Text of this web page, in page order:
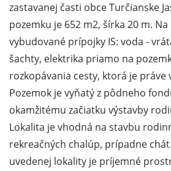
zastavanej časti obce Turčianske
pozemku je 652 m2, šírka 20 m.
vybudované prípojky IS: voda -
šachty, elektrika priamo na
rozkopávania cesty, ktorá je práve
Pozemok je vyňatý z pôdneho
okamžitému začiatku výstavby
Lokalita je vhodná na stavbu
rekreačných chalúp, prípadne
uvedenej lokality je príjemné